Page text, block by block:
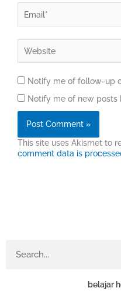
Notify me of follow-up
Notify me of new posts
This site uses Akismet to
comment data is
belajar